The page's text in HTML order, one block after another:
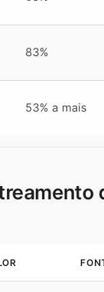
83%
53% a mais